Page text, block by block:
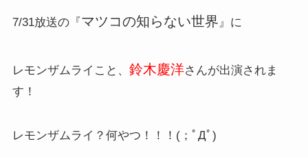
7/31放送の『 マツコの知らない世界』に
レモンザムライこと、 鈴木慶洋さんが出演されま
す！
レモンザムライ？何やつ！！！(；ﾟДﾟ)